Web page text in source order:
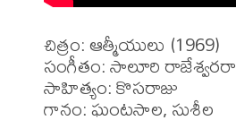
చిత్రం: ఆత్మీయులు (1969)
సంగీతం: సాలూరి
సాహిత్యం: కొసరాజు
గానం: ఘంటసాల, సుశీల